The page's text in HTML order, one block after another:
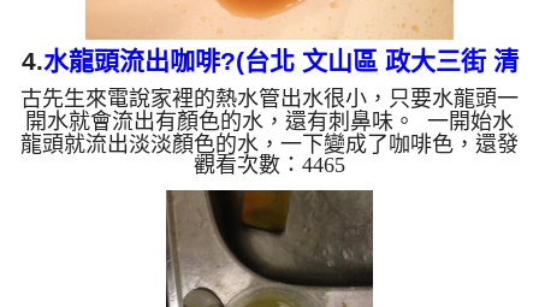
4.水龍頭流出咖啡?(台北 文山區 政大三街 清
洗水管 )
古先生來電說家裡的熱水管出水很小，只要水龍頭一
開水就會流出有顏色的水，還有刺鼻味。 一開始水
龍頭就流出淡淡顏色的水，一下變成了咖啡色，還發
出惡臭，這不是來源的問題，是水管裡面陳積多年的
汙垢變成鐵鏽。 水管裡的異物不斷流出來，水的顏
色慢慢變成透明，髒東西也越來越少，最後變成乾淨
的清水。 清洗水管 是利用 高週波水管清洗機 ，把檸
檬酸打入水管，讓水管管壁的鐵鏽及生物膜軟化，透
過空氣與水混合，產生阻力，這時高周波就會把生物
觀看次數：4465